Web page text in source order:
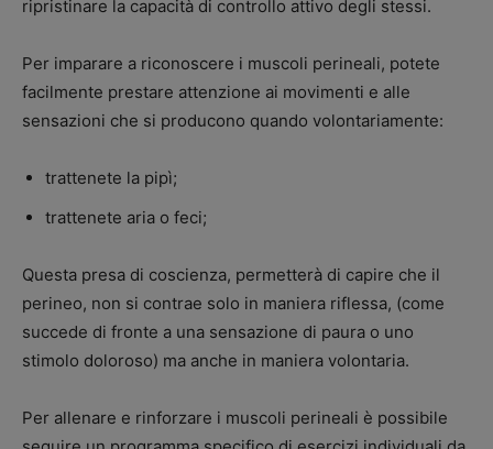
ripristinare la capacità di controllo attivo degli stessi.
Per imparare a riconoscere i muscoli perineali, potete
facilmente prestare attenzione ai movimenti e alle
sensazioni che si producono quando volontariamente:
trattenete la pipì;
trattenete aria o feci;
Questa presa di coscienza, permetterà di capire che il
perineo, non si contrae solo in maniera riflessa, (come
succede di fronte a una sensazione di paura o uno
stimolo doloroso) ma anche in maniera volontaria.
Per allenare e rinforzare i muscoli perineali è possibile